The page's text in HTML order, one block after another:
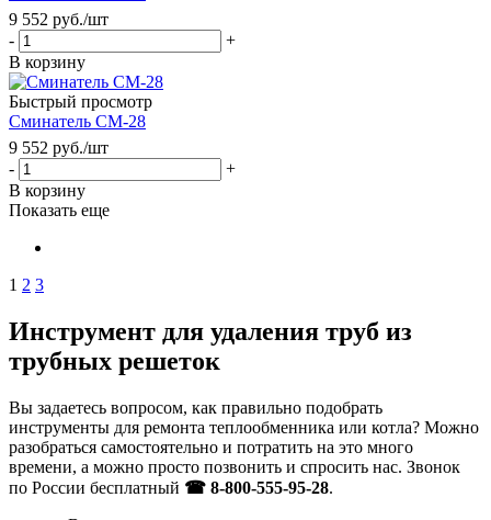
9 552 руб./шт
-
+
В корзину
Быстрый просмотр
Сминатель СМ-28
9 552 руб./шт
-
+
В корзину
Показать еще
1 2 3
Инструмент для удаления труб из
трубных решеток
Вы задаетесь вопросом, как правильно подобрать
инструменты для ремонта теплообменника или котла? Можно
разобраться самостоятельно и потратить на это много
времени, а можно просто позвонить и спросить нас. Звонок
по России бесплатный ☎ 8-800-555-95-28.